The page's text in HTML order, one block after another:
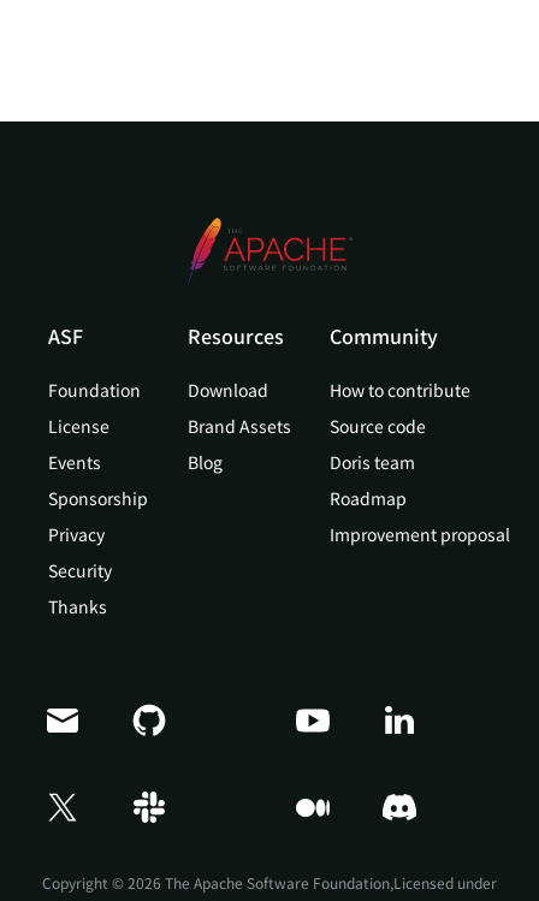
ASF
Foundation
License
Events
Sponsorship
Privacy
Security
Thanks
Resources
Download
Brand Assets
Blog
Community
How to contribute
Source code
Doris team
Roadmap
Improvement proposal
Copyright © 2026 The Apache Software Foundation,Licensed under
Doris Summit 26